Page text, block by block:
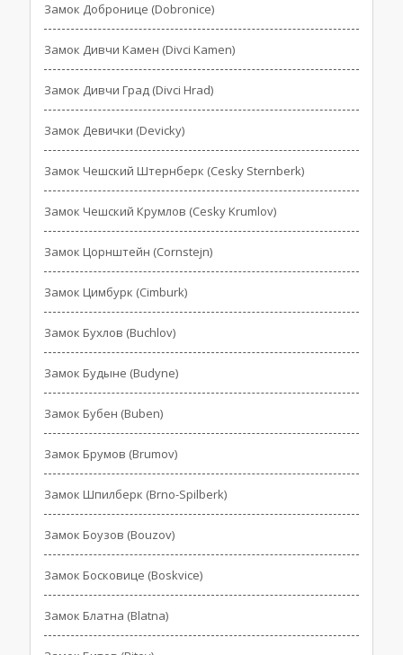
Замок Добронице (Dobronice)
Замок Дивчи Камен (Divci Kamen)
Замок Дивчи Град (Divci Hrad)
Замок Девички (Devicky)
Замок Чешский Штернберк (Cesky Sternberk)
Замок Чешский Крумлов (Cesky Krumlov)
Замок Цорнштейн (Cornstejn)
Замок Цимбурк (Cimburk)
Замок Бухлов (Buchlov)
Замок Будыне (Budyne)
Замок Бубен (Buben)
Замок Брумов (Brumov)
Замок Шпилберк (Brno-Spilberk)
Замок Боузов (Bouzov)
Замок Босковице (Boskvice)
Замок Блатна (Blatna)